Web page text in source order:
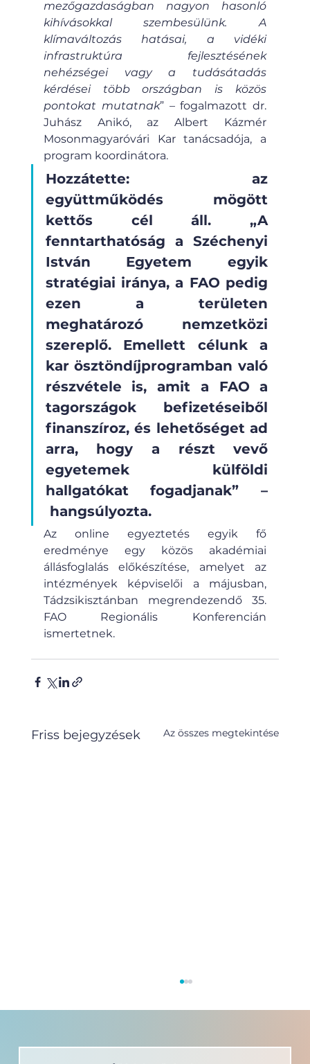
mezőgazdaságban nagyon hasonló
kihívásokkal szembesülünk. A
klímaváltozás hatásai, a vidéki
infrastruktúra fejlesztésének
nehézségei vagy a tudásátadás
kérdései több országban is közös
pontokat mutatnak” – fogalmazott dr.
Juhász Anikó, az Albert Kázmér
Mosonmagyaróvári Kar tanácsadója, a
program koordinátora.
Hozzátette: az
együttműködés mögött
kettős cél áll. „A
fenntarthatóság a Széchenyi
István Egyetem egyik
stratégiai iránya, a FAO pedig
ezen a területen
meghatározó nemzetközi
szereplő. Emellett célunk a
kar ösztöndíjprogramban való
részvétele is, amit a FAO a
tagországok befizetéseiből
finanszíroz, és lehetőséget ad
arra, hogy a részt vevő
egyetemek külföldi
hallgatókat fogadjanak” –
hangsúlyozta.
Az online egyeztetés egyik fő
eredménye egy közös akadémiai
állásfoglalás előkészítése, amelyet az
intézmények képviselői a májusban,
Tádzsikisztánban megrendezendő 35.
FAO Regionális Konferencián
ismertetnek.
Friss bejegyzések Az összes megtekintése